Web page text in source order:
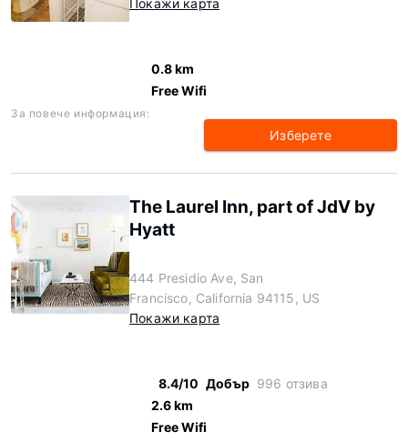
Покажи карта
0.8 km
Free Wifi
За повече информация:
Изберете
The Laurel Inn, part of JdV by
Hyatt
444 Presidio Ave, San
Francisco, California 94115, US
Покажи карта
8.4/10 Добър 996 отзива
2.6 km
Free Wifi